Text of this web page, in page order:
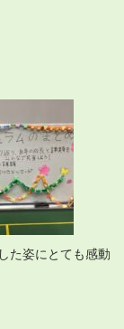
た姿にとても感動